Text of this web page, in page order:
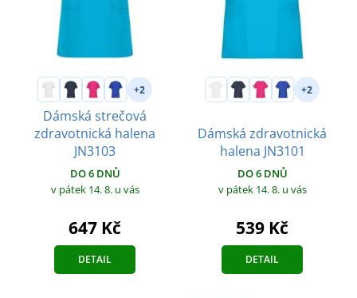
+2
Dámská strečová
zdravotnická halena
JN3103
DO 6 DNŮ
v pátek 14. 8. u vás
647 Kč
DETAIL
+2
Dámská zdravotnická
halena JN3101
DO 6 DNŮ
v pátek 14. 8. u vás
539 Kč
DETAIL